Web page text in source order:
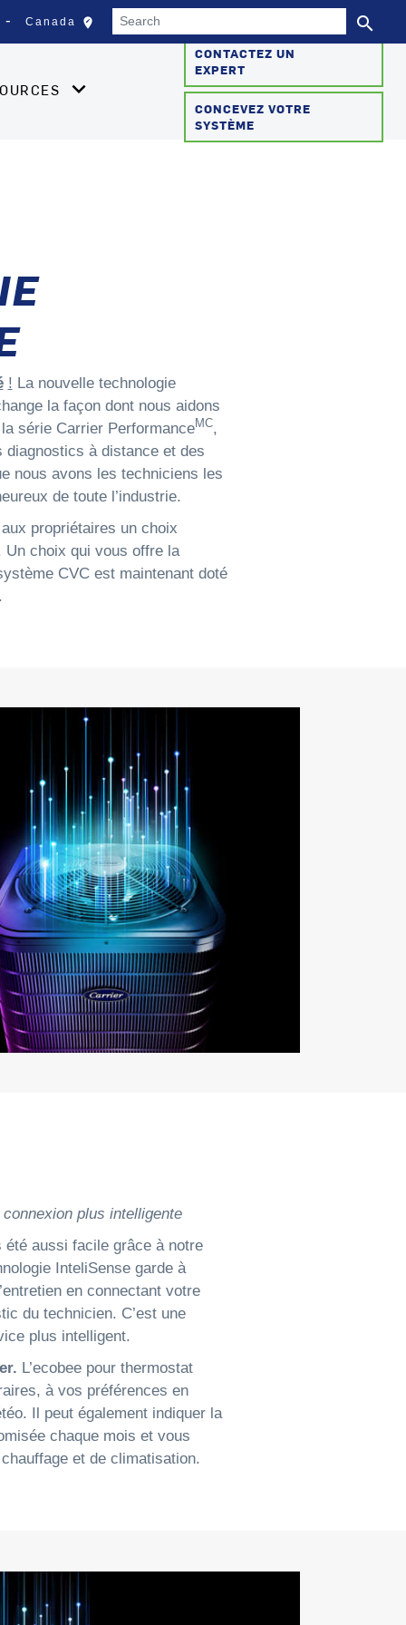
Canada edit_locationSélectionnez votre
Search search
CONTACTEZ UN
EXPERT
CONCEVEZ VOTRE
SYSTÈME
! La nouvelle technologie
la façon dont nous aidons
série Carrier PerformanceMC,
à distance et des
nous avons les techniciens les
de toute l’industrie.
propriétaires un choix
choix qui vous offre la
CVC est maintenant doté
plus intelligente
été aussi facile grâce à notre
InteliSense garde à
en connectant votre
du technicien. C’est une
plus intelligent.
L’ecobee pour thermostat
à vos préférences en
Il peut également indiquer la
chaque mois et vous
et de climatisation.